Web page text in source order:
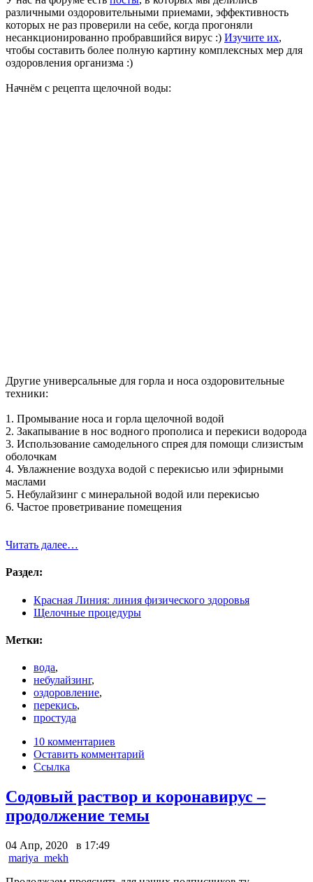
различными оздоровительными приемами, эффективность
которых не раз проверили на себе, когда прогоняли
несанкционированно пробравшийся вирус :) Изучите их,
чтобы составить более полную картину комплексных мер для
оздоровления организма :)
Начнём с рецепта щелочной воды:
Другие универсальные для горла и носа оздоровительные
техники:
1. Промывание носа и горла щелочной водой
2. Закапывание в нос водного прополиса и перекиси водорода
3. Использование самодельного спрея для помощи слизистым
оболочкам
4. Увлажнение воздуха водой с перекисью или эфирными
маслами
5. Небулайзинг с минеральной водой или перекисью
6. Частое проветривание помещения
Читать далее…
Раздел:
Красная Линия: линия физического здоровья
Щелочные процедуры
Метки:
вода,
небулайзинг,
оздоровление,
перекись,
простуда
10 комментариев
Оставить комментарий
Ссылка
Содовый раствор и коронавирус –
продолжение темы
04 Апр, 2020 в 17:49
mariya_mekh